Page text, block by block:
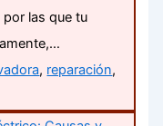
las que tu
, reparación,